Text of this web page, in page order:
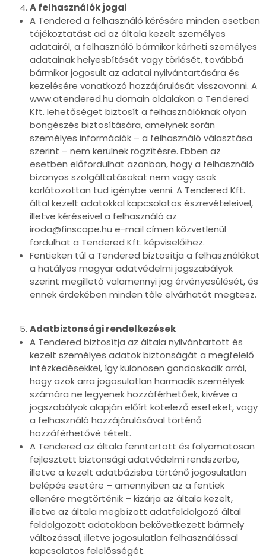
A felhasználók jogai
A Tendered a felhasználó kérésére minden esetben
tájékoztatást ad az általa kezelt személyes
adatairól, a felhasználó bármikor kérheti személyes
adatainak helyesbítését vagy törlését, továbbá
bármikor jogosult az adatai nyilvántartására és
kezelésére vonatkozó hozzájárulását visszavonni. A
www.atendered.hu domain oldalakon a Tendered
Kft. lehetőséget biztosít a felhasználóknak olyan
böngészés biztosítására, amelynek során
személyes információk – a felhasználó választása
szerint – nem kerülnek rögzítésre. Ebben az
esetben előfordulhat azonban, hogy a felhasználó
bizonyos szolgáltatásokat nem vagy csak
korlátozottan tud igénybe venni. A Tendered Kft.
által kezelt adatokkal kapcsolatos észrevételeivel,
illetve kéréseivel a felhasználó az
iroda@finscape.hu e-mail címen közvetlenül
fordulhat a Tendered Kft. képviselőihez.
Fentieken túl a Tendered biztosítja a felhasználókat
a hatályos magyar adatvédelmi jogszabályok
szerint megillető valamennyi jog érvényesülését, és
ennek érdekében minden tőle elvárhatót megtesz.
Adatbiztonsági rendelkezések
A Tendered biztosítja az általa nyilvántartott és
kezelt személyes adatok biztonságát a megfelelő
intézkedésekkel, így különösen gondoskodik arról,
hogy azok arra jogosulatlan harmadik személyek
számára ne legyenek hozzáférhetőek, kivéve a
jogszabályok alapján előírt kötelező eseteket, vagy
a felhasználó hozzájárulásával történő
hozzáférhetővé tételt.
A Tendered az általa fenntartott és folyamatosan
fejlesztett biztonsági adatvédelmi rendszerbe,
illetve a kezelt adatbázisba történő jogosulatlan
belépés esetére – amennyiben az a fentiek
ellenére megtörténik – kizárja az általa kezelt,
illetve az általa megbízott adatfeldolgozó által
feldolgozott adatokban bekövetkezett bármely
változással, illetve jogosulatlan felhasználással
kapcsolatos felelősségét.